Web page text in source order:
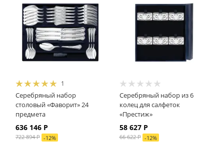
1
Серебряный набор
столовый «Фаворит» 24
предмета
636 146 Р
722 894Р -12%
Серебряный набор из 6
колец для салфеток
«Престиж»
58 627Р
66 622Р -12%